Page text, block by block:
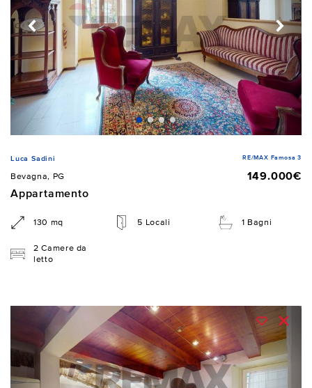
Luca Sadini RE/MAX Famosa 3
Bevagna, PG
149.000€
Appartamento
130 mq 5 Locali 1 Bagni
2 Camere da
letto